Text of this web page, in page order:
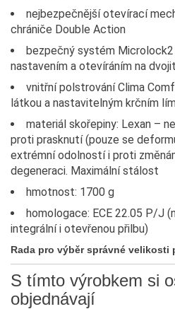
nejbezpečnější otevírací
chrániče Double Action
bezpečný systém
nastavením a otevíráním na
vnitřní polstrování Clima
látkou a nastavitelným krčním
materiál skořepiny: Lexan –
proti prasknutí (pouze se
extrémní odolností i proti
degeneraci. Maximální stálost
hmotnost: 1700 g
homologace: ECE 22.05 P/J
integrální i otevřenou přilbu)
Rada pro výběr správné velikosti
S tímto výrobkem si
objednávají